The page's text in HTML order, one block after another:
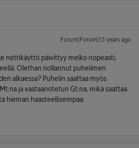
Forum|Forum|13 years ago
nettikäyttö päivittyy melko nopeasti,
Olethan nollannut puhelimen
alkaessa? Puhelin saattaa myös
ja vastaanotetun Gt:na, mikä saattaa
hieman haasteellisempaa.